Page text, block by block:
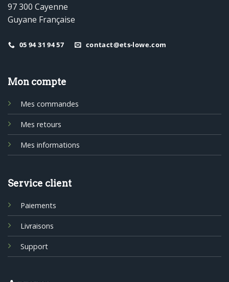
97 300 Cayenne
Guyane Française
05 94 31 94 57 contact@ets-lowe.com
Mon compte
Mes commandes
Mes retours
Mes informations
Service client
Paiements
Livraisons
Support